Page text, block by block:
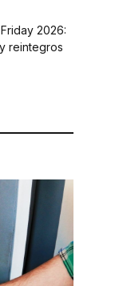
2026:
reintegros